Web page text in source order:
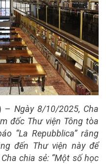
– Ngày 8/10/2025, Cha
đốc Thư viện Tông tòa
“La Repubblica” rằng
đến Thư viện này để
chia sẻ: “Một số học